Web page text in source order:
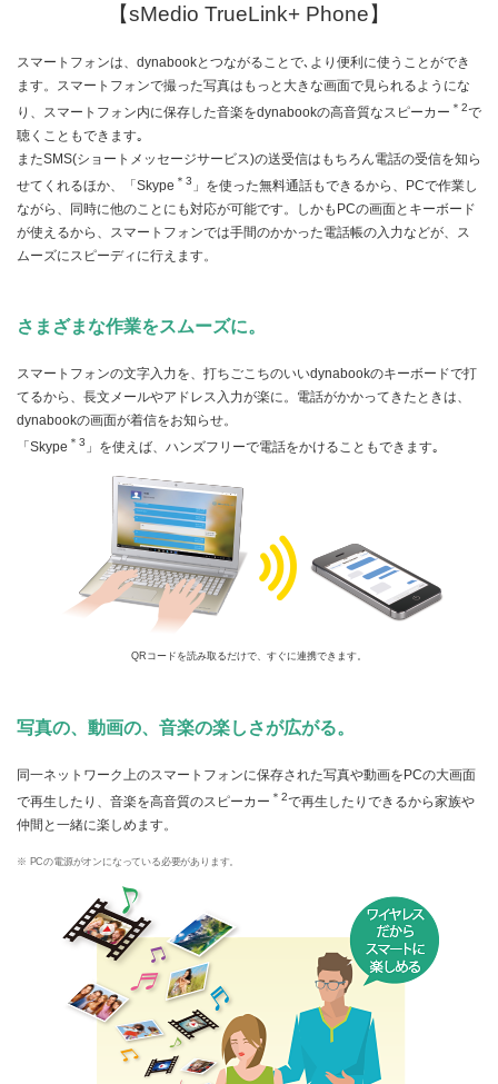
【sMedio TrueLink+ Phone】
スマートフォンは、dynabookとつながることで､より便利に使うことができ
ます。スマートフォンで撮った写真はもっと大きな画面で見られるようにな
り、スマートフォン内に保存した音楽をdynabookの高音質なスピーカー ＊2で
聴くこともできます｡
またSMS(ショートメッセージサービス)の送受信はもちろん電話の受信を知ら
せてくれるほか、「Skype ＊3 」を使った無料通話もできるから、PCで作業し
ながら、同時に他のことにも対応が可能です。しかもPCの画面とキーボード
が使えるから、スマートフォンでは手間のかかった電話帳の入力などが、ス
ムーズにスピーディに行えます。
さまざまな作業をスムーズに。
スマートフォンの文字入力を、打ちごこちのいいdynabookのキーボードで打
てるから、長文メールやアドレス入力が楽に。電話がかかってきたときは、
dynabookの画面が着信をお知らせ。
「Skype ＊3 」を使えば、ハンズフリーで電話をかけることもできます｡
QRコードを読み取るだけで、すぐに連携できます。
写真の、動画の、音楽の楽しさが広がる。
同一ネットワーク上のスマートフォンに保存された写真や動画をPCの大画面
で再生したり、音楽を高音質のスピーカー ＊2で再生したりできるから家族や
仲間と一緒に楽しめます。
※ PCの電源がオンになっている必要があります。